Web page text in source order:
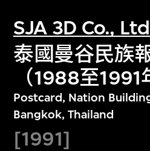
SJA 3D Co.,
泰國曼谷民族
（1988至
Postcard, Nation
Bangkok, Thailand
[1991]